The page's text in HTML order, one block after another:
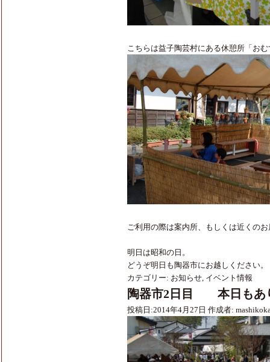
こちらは益子陶芸村にある休憩所「お
ご利用の際は案内所、もしくは近くの
明日は昭和の日。
どうぞ明日も陶器市にお越しください。
カテゴリー: お知らせ, イベント情報
陶器市2日目 本日もあ
投稿日:2014年4月27日 作成者: